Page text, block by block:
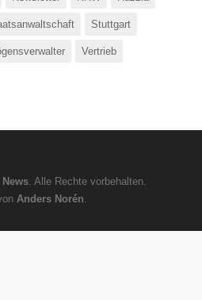
Stuttgart
Vertrieb
. Alle Rechte vorbehalten.
Anders Norén.